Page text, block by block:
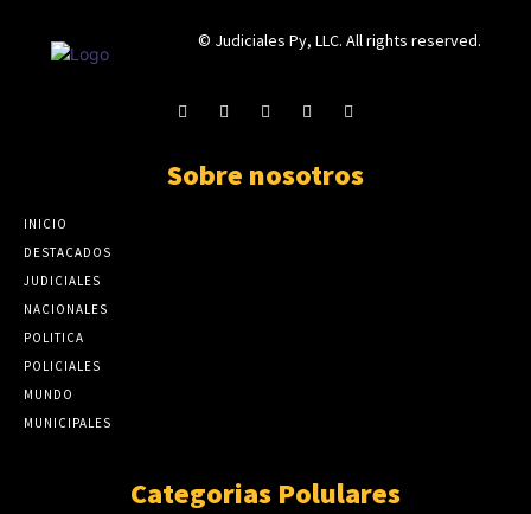
© Judiciales Py, LLC. All rights reserved.
Sobre nosotros
INICIO
DESTACADOS
JUDICIALES
NACIONALES
POLITICA
POLICIALES
MUNDO
MUNICIPALES
Categorias Polulares